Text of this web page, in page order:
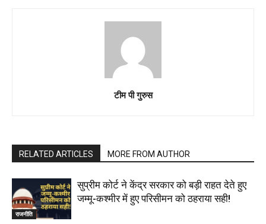
टीम पी गुरुस
RELATED ARTICLES MORE FROM AUTHOR
राजनीति
सुप्रीम कोर्ट ने केंद्र सरकार को बड़ी राहत देते हुए
जम्मू-कश्मीर में हुए परिसीमन को ठहराया सही!